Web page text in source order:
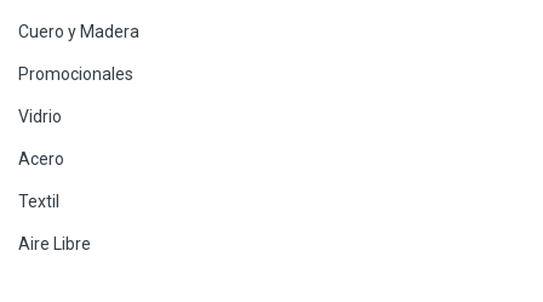
Cuero y Madera
Promocionales
Vidrio
Acero
Textil
Aire Libre